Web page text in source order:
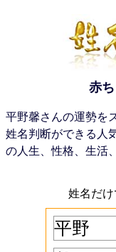
赤
平野馨さんの運勢を
姓名判断ができる人
の人生、性格、生活
姓名だけ